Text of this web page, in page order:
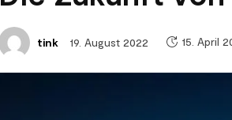
tink 19. August 2022 15. April